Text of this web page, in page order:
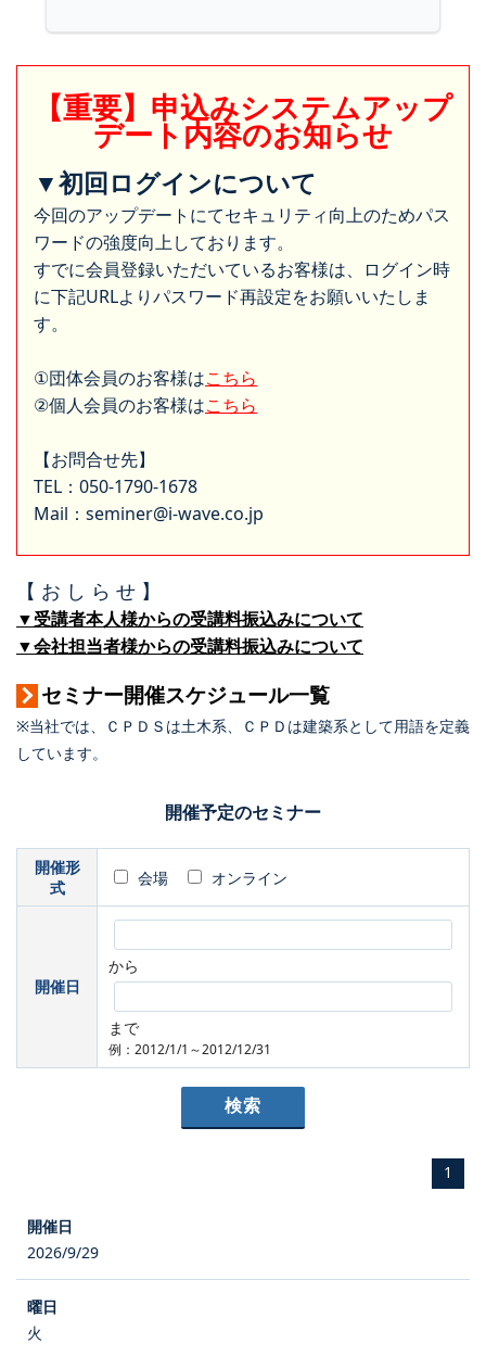
【重要】申込みシステムアップ
デート内容のお知らせ
▼初回ログインについて
今回のアップデートにてセキュリティ向上のためパス
ワードの強度向上しております。
すでに会員登録いただいているお客様は、ログイン時
に下記URLよりパスワード再設定をお願いいたしま
す。
①団体会員のお客様はこちら
②個人会員のお客様はこちら
【お問合せ先】
TEL：050-1790-1678
Mail：seminer@i-wave.co.jp
【 お し ら せ 】
▼受講者本人様からの受講料振込みについて
▼会社担当者様からの受講料振込みについて
セミナー開催スケジュール一覧
※当社では、ＣＰＤＳは土木系、ＣＰＤは建築系として用語を定義
しています。
開催予定のセミナー
開催形
式
会場 オンライン
開催日
から
まで
例：2012/1/1～2012/12/31
1
2026/9/29
火